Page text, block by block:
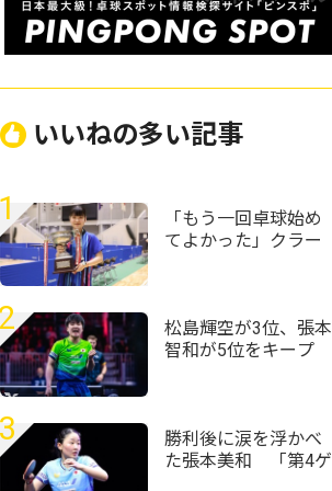
いいねの多い記事
1
「もう一回卓球始め
てよかった」クラー
校定時制通信制卓球
大会＞
2
松島輝空が3位、張本
智和が5位をキープ
キング（2026年第32
週）
3
勝利後に涙を浮かべ
た張本美和 「第4ゲ